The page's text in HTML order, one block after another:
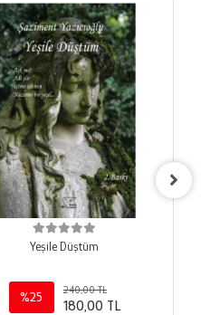
Yeşile Düştüm
%25
240,00 TL
180,00 TL